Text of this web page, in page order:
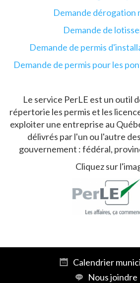
Demande dérogation
Demande de
Demande de permis
Demande de permis pour les
Le service PerLE est un outil
répertorie les permis et les
exploiter une entreprise au
délivrés par l'un ou l'autre
gouvernement : fédéral,
Cliquez sur
Calendrier
Nous joindre